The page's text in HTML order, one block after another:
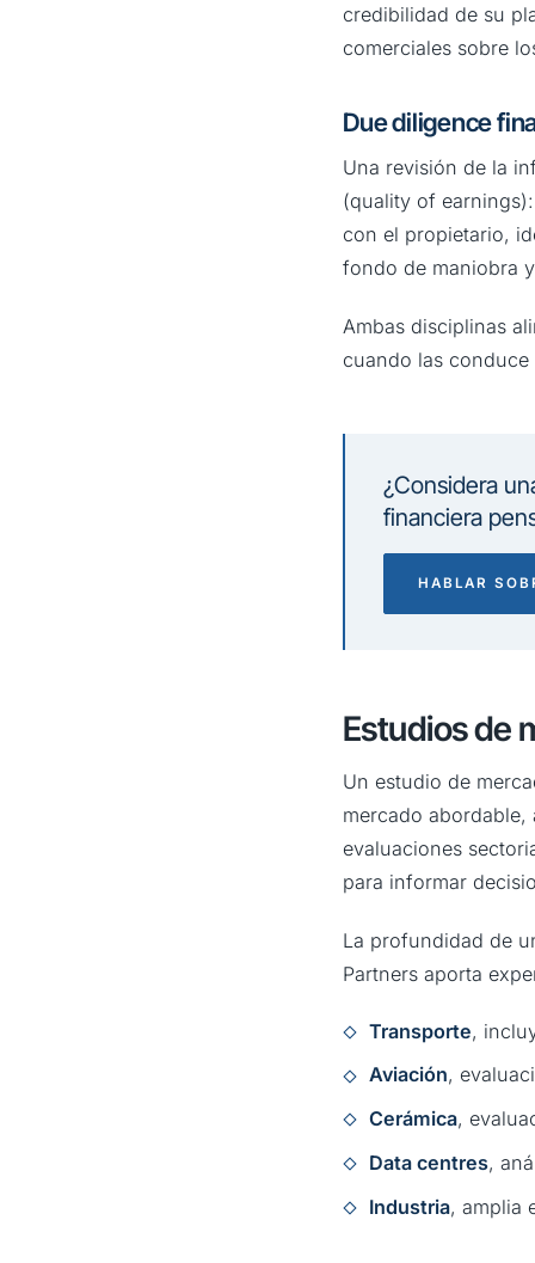
credibilidad de su
comerciales sobre
Due diligence
Una revisión de la
(quality of
con el propietario,
fondo de maniobra
Ambas disciplinas
cuando las
¿Considera
financiera
HABLAR
Estudios de
Un estudio de
mercado
evaluaciones
para informar
La profundidad de
Partners aporta
Transporte,
Aviación,
Cerámica,
Data centres,
Industria, amplia